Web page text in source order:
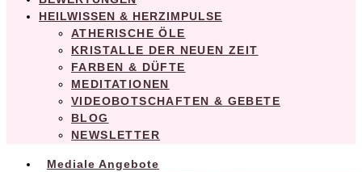
HEILWISSEN & HERZIMPULSE
ATHERISCHE ÖLE
KRISTALLE DER NEUEN ZEIT
FARBEN & DÜFTE
MEDITATIONEN
VIDEOBOTSCHAFTEN & GEBETE
BLOG
NEWSLETTER
Mediale Angebote